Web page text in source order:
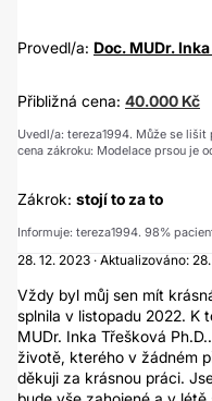
Provedl/a: Doc. MUDr.
Přibližná cena: 40.000 Kč
Uvedl/a: tereza1994. Může se
cena zákroku: Modelace prsou je
Zákrok: stojí to za to
Informuje: tereza1994. 98%
28. 12. 2023 · Aktualizováno:
Vždy byl můj sen mít
splnila v listopadu 2022. K
MUDr. Inka Třešková
životě, kterého v žádném
děkuji za krásnou práci.